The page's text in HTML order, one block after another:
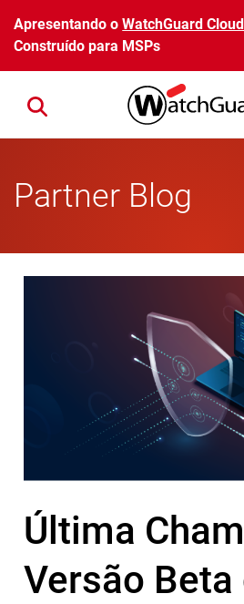
Pular para o conteúdo principal
Apresentando oWatchGuard
Construído para MSPs
Close search
Partner Blog
Última
Versão Beta